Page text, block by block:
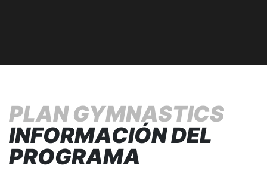
PLAN GYMNASTICS
INFORMACIÓN DEL
PROGRAMA